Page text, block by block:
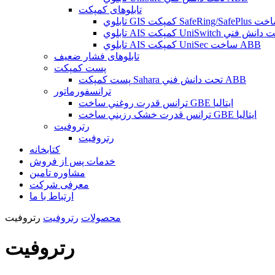
تابلوهای کمپکت
تابلوي AIS کمپکت UniSec ساخت ABB
تابلوهای فشار ضعیف
پست کمپکت
پست کمپکت Sahara تحت دانش فني ABB
ترانسفورماتور
ترانس قدرت روغني ساخت GBE ايتاليا
ترانس قدرت خشک رزيني ساخت GBE ايتاليا
رتروفیت
رتروفيت
کتابخانه
خدمات پس از فروش
مشاوره تامين
معرفی شرکت
ارتباط با ما
محصولات رتروفیت رتروفيت
رتروفيت